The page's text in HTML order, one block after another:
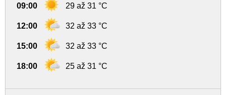
09:00 29 až 31 °C
12:00 32 až 33 °C
15:00 32 až 33 °C
18:00 25 až 31 °C